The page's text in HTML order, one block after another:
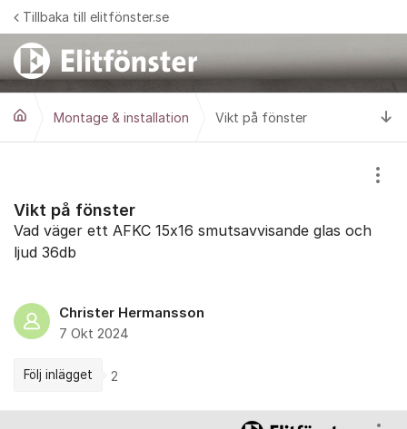
Hoppa till innehåll
Tillbaka till elitfönster.se
Montage & installation Vikt på fönster
Vikt på fönster
Vad väger ett AFKC 15x16 smutsavvisande glas och
ljud 36db
Christer Hermansson
7 Okt 2024
Följ inlägget 2